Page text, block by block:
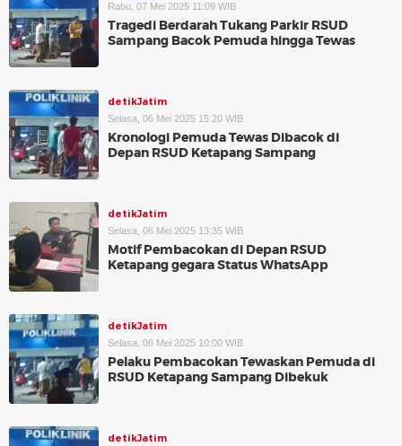
Rabu, 07 Mei 2025 11:09 WIB
Tragedi Berdarah Tukang Parkir RSUD
Sampang Bacok Pemuda hingga Tewas
detikJatim
Selasa, 06 Mei 2025 15:20 WIB
Kronologi Pemuda Tewas Dibacok di
Depan RSUD Ketapang Sampang
detikJatim
Selasa, 06 Mei 2025 13:35 WIB
Motif Pembacokan di Depan RSUD
Ketapang gegara Status WhatsApp
detikJatim
Selasa, 06 Mei 2025 10:00 WIB
Pelaku Pembacokan Tewaskan Pemuda di
RSUD Ketapang Sampang Dibekuk
detikJatim